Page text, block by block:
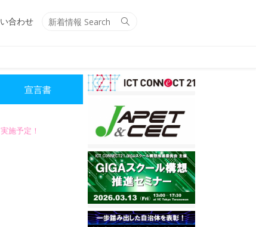
Search
合わせ
宣言書
施予定！